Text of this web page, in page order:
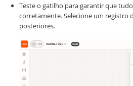
Teste o gatilho para garantir que
corretamente. Selecione um registro
posteriores.